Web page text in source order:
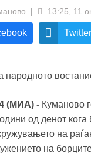
13:25, 11
Twitter
(МИА) - Куманово
од денот
на
на